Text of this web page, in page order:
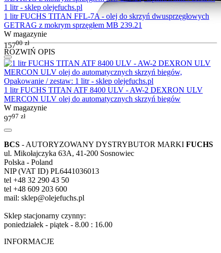
ROZWIŃ OPIS
1 litr FUCHS TITAN FFL-7A - olej do skrzyń dwusprzęgłowych
GETRAG z mokrym sprzęgłem MB 239.21
W magazynie
15700 zł
1 litr FUCHS TITAN ATF 8400 ULV - AW-2 DEXRON ULV
MERCON ULV olej do automatycznych skrzyń biegów
W magazynie
9797 zł
BCS - AUTORYZOWANY DYSTRYBUTOR MARKI FUCHS
ul. Mikołajczyka 63A, 41-200 Sosnowiec
Polska - Poland
NIP (VAT ID) PL6441036013
tel +48 32 290 43 50
tel +48 609 203 600
mail: sklep@olejefuchs.pl
Sklep stacjonarny czynny:
poniedziałek - piątek - 8.00 : 16.00
INFORMACJE